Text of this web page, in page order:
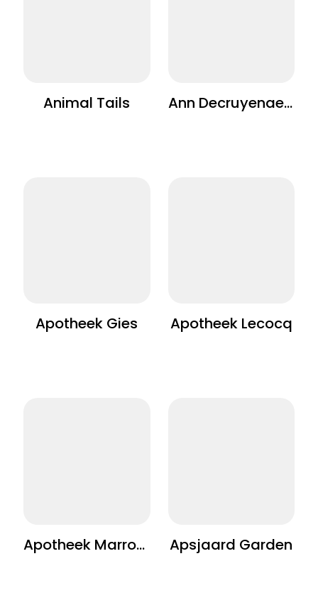
Animal Tails Ann Decruyenaere
Apotheek Gies Apotheek Lecocq
Apotheek Marroyen Apsjaard Garden